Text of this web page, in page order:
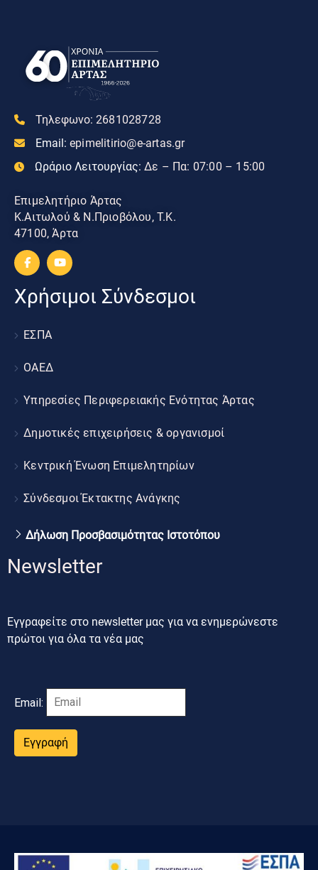
Τηλεφωνο: 2681028728
Email: epimelitirio@e-artas.gr
Ωράριο Λειτουργίας: Δε – Πα: 07:00 – 15:00
Επιμελητήριο Άρτας
Κ.Αιτωλού & Ν.Πριοβόλου, Τ.Κ.
47100, Άρτα
Χρήσιμοι Σύνδεσμοι
ΕΣΠΑ
ΟΑΕΔ
Υπηρεσίες Περιφερειακής Ενότητας Άρτας
Δημοτικές επιχειρήσεις & οργανισμοί
Κεντρική Ένωση Επιμελητηρίων
Σύνδεσμοι Έκτακτης Ανάγκης
Δήλωση Προσβασιμότητας Ιστοτόπου
Newsletter
Εγγραφείτε στο newsletter μας για να ενημερώνεστε
πρώτοι για όλα τα νέα μας
Email:
Εγγραφή